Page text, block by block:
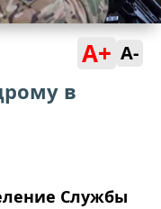
A+ A-
в
Службы